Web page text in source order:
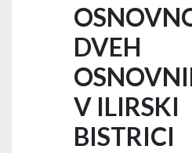
DVEH
V ILIRSKI
BISTRICI